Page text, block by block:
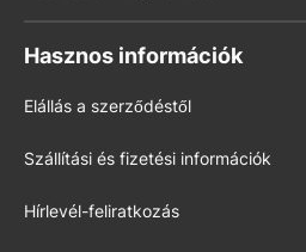
Hasznos információk
Elállás a szerződéstől
Szállítási és fizetési információk
Hírlevél-feliratkozás